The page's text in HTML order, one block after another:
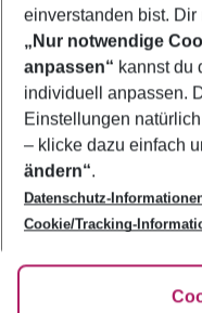
Footer
Footer navigation
Über uns
AGB
Bestpreisgarantie
Cookie-Einstellungen
Cookie-Richtlinie
Agenturbetreuung
Barrierefreies Reisen
HanseMerkur
Folge uns
einverstanden bist.
„Nur notwendige
anpassen“ kannst du
individuell anpassen.
Einstellungen
– klicke dazu einfach
ändern“.
Datenschutz-
Cookie/Tracking-